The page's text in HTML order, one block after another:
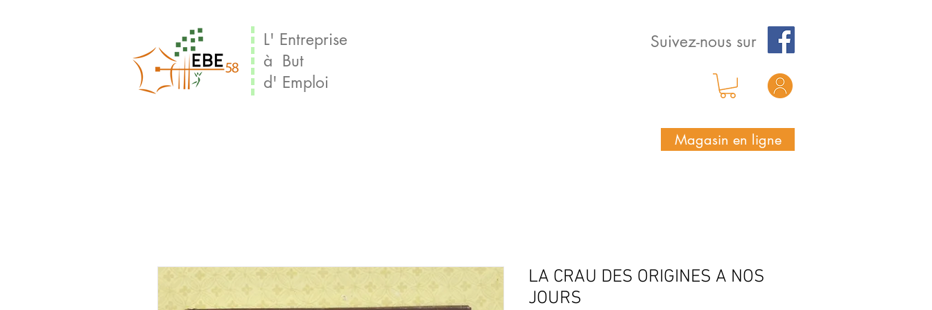
L' Entreprise
à But
d' Emploi
Suivez-nous sur
Magasin en ligne
LA CRAU DES ORIGINES A NOS
JOURS